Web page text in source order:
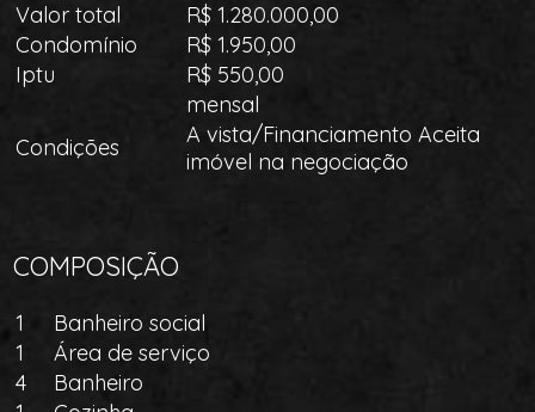
Valor total
R$ 1.280.000,00
Condomínio
R$ 1.950,00
Iptu
R$ 550,00
mensal
Condições
A vista/Financiamento Aceita
imóvel na negociação
COMPOSIÇÃO
1
Banheiro social
1
Área de serviço
4
Banheiro